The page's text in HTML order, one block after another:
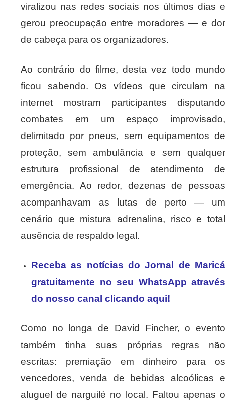
viralizou nas redes sociais nos últimos dias e
gerou preocupação entre moradores — e dor
de cabeça para os organizadores.
Ao contrário do filme, desta vez todo mundo
ficou sabendo. Os vídeos que circulam na
internet mostram participantes disputando
combates em um espaço improvisado,
delimitado por pneus, sem equipamentos de
proteção, sem ambulância e sem qualquer
estrutura profissional de atendimento de
emergência. Ao redor, dezenas de pessoas
acompanhavam as lutas de perto — um
cenário que mistura adrenalina, risco e total
ausência de respaldo legal.
Receba as notícias do Jornal de Maricá
gratuitamente no seu WhatsApp através
do nosso canal clicando aqui!
Como no longa de David Fincher, o evento
também tinha suas próprias regras não
escritas: premiação em dinheiro para os
vencedores, venda de bebidas alcoólicas e
aluguel de narguilé no local. Faltou apenas o